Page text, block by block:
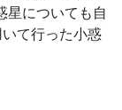
についても自
て行った小惑